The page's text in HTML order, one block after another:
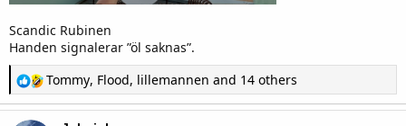
Scandic Rubinen
Handen signalerar ”öl saknas”.
R
a
Tommy, Flood, lillemannen and 14 others